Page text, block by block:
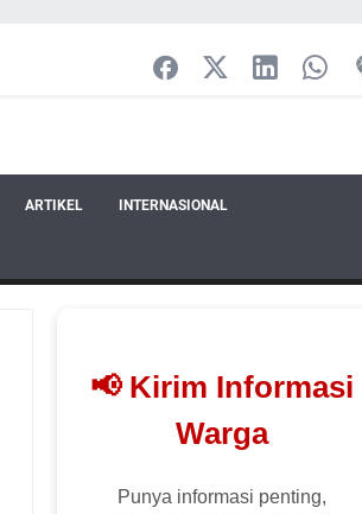
ARTIKEL INTERNASIONAL
📢 Kirim Informasi
Warga
Punya informasi penting,